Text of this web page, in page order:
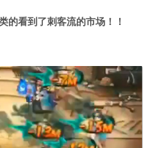
的看到了刺客流的市场！！